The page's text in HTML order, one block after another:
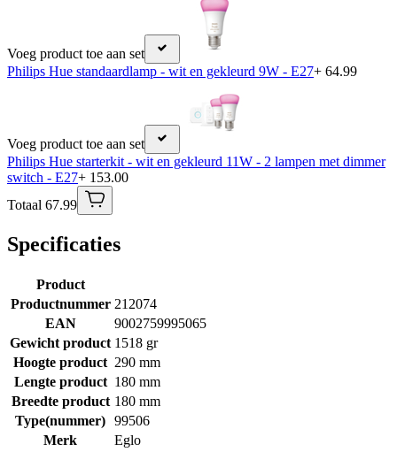
Voeg product toe aan set
Philips Hue standaardlamp - wit en gekleurd 9W - E27+ 64.99
Voeg product toe aan set
Philips Hue starterkit - wit en gekleurd 11W - 2 lampen met dimmer
switch - E27+ 153.00
Totaal 67.99
Specificaties
Product
Productnummer 212074
EAN
9002759995065
Gewicht product 1518 gr
Hoogte product 290 mm
Lengte product 180 mm
Breedte product 180 mm
Type(nummer) 99506
Merk
Eglo